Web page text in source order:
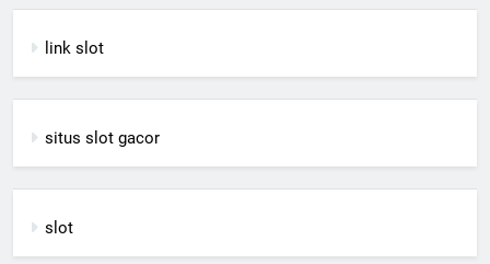
link slot
situs slot gacor
slot